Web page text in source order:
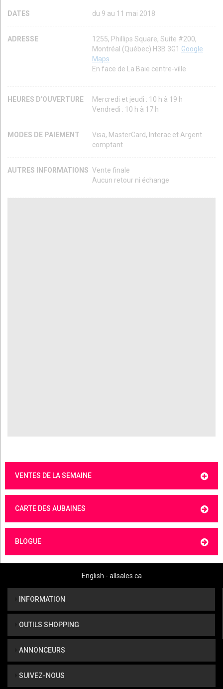
DATES du 9 au 11 mai 2018
ADRESSE
1255, Phillips Square, Suite #200,
Montréal (Québec) H3B 3G1 Google
Maps
En face de La Baie centre-ville
HEURES D'OUVERTURE
Mercredi et jeudi : 10 h à 19 h
Vendredi : 10 h à 17 h
MODES DE PAIEMENT
Visa, MasterCard, Interac et Argent
comptant
AUTRES INFORMATIONS Vente finale
Aucun retour ni échange
VENTES DE LA SEMAINE
CARTE DES AUBAINES
BLOGUE
English - allsales.ca
INFORMATION
OUTILS SHOPPING
ANNONCEURS
SUIVEZ-NOUS